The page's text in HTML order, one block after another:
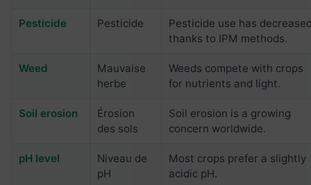
Pesticide Pesticide
Pesticide use has
thanks to IPM methods.
Weed
Mauvaise
herbe
Weeds compete with crops
for nutrients and light.
Soil erosion
Érosion
des sols
Soil erosion is a growing
concern worldwide.
pH level
Niveau de
pH
Most crops prefer a slightly
acidic pH.